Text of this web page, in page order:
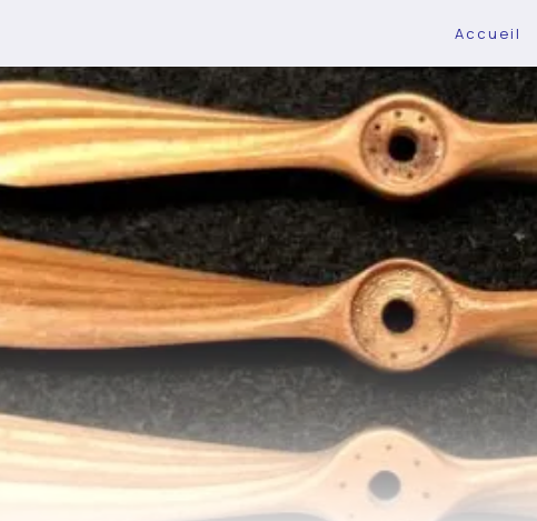
Accueil